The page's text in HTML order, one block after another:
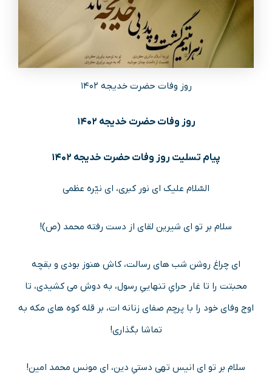
روز وفات حضرت خدیجه ۱۴۰۲
روز وفات حضرت خدیجه ۱۴۰۲
پیام تسلیت روز وفات حضرت خدیجه ۱۴۰۲
السّلام علیک ای نور کبری، ای نیّره عظمی
سلام بر تو ای شیرین لقای از دست رفته محمد (ص)!
ای چراغ روشن شب های رسالت، کاش هنوز بودی و بقچه
محبتت را تا غار حرایِ تنهاییِ رسول، به دوش می کشیدی، تا
اوج وفای خود را با پرچم صفای زنانه ات، بر قله کوه های مکه به
تماشا بگذاری!
سلام بر تو ای انیس تهی دستیِ دین، ای مونس محمد امین!